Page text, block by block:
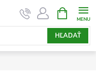
HĽADAŤ
KOŠÍK